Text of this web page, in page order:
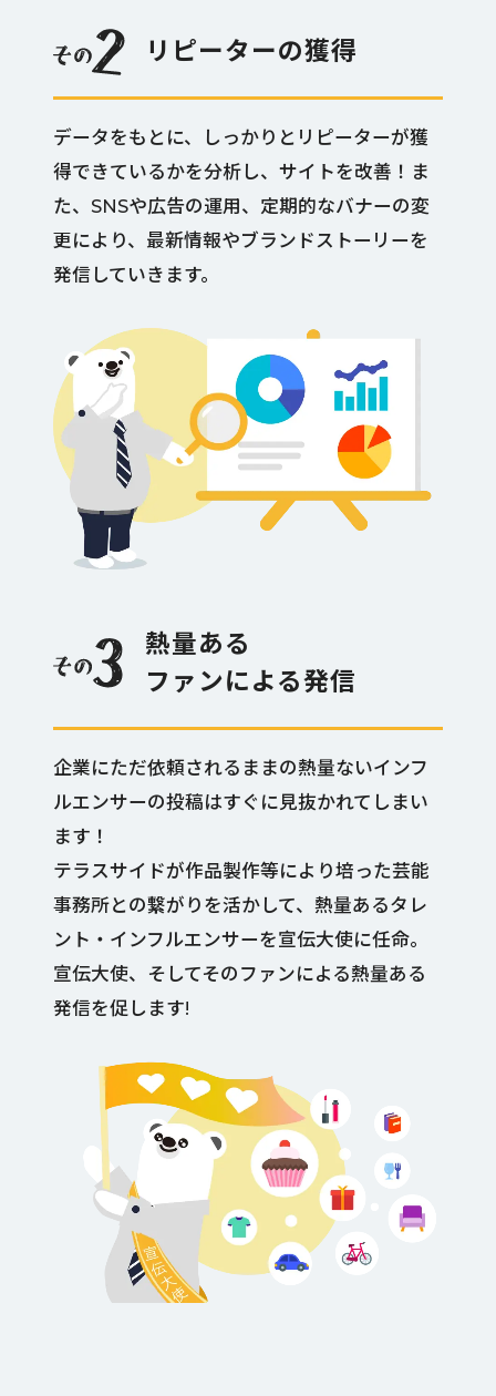
リピーターの獲得
データをもとに、しっかりとリピーターが獲
得できているかを分析し、サイトを改善！ま
た、SNSや広告の運用、定期的なバナーの変
更により、最新情報やブランドストーリーを
発信していきます。
熱量ある
ファンによる発信
企業にただ依頼されるままの熱量ないインフ
ルエンサーの投稿はすぐに見抜かれてしまい
ます！
テラスサイドが作品製作等により培った芸能
事務所との繋がりを活かして、熱量あるタレ
ント・インフルエンサーを宣伝大使に任命。
宣伝大使、そしてそのファンによる熱量ある
発信を促します!